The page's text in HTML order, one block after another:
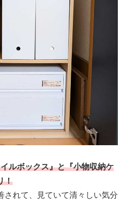
ルボックス』と『小物収納ケ
！
されて、見ていて清々しい気分